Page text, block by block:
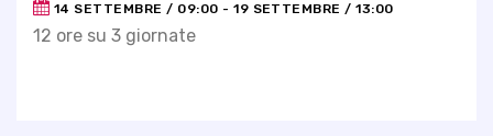
14 SETTEMBRE / 09:00 -19 SETTEMBRE / 13:00
12 ore su 3 giornate